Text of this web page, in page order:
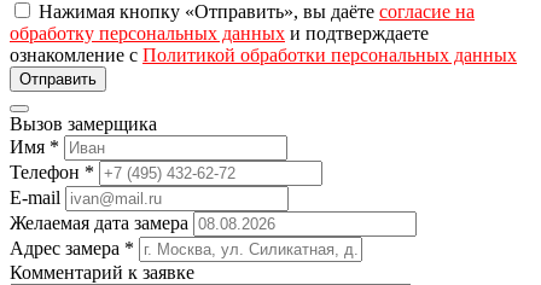
Нажимая кнопку «Отправить», вы даёте согласие на
обработку персональных данных и подтверждаете
ознакомление с Политикой обработки персональных данных
Вызов замерщика
Имя *
Телефон *
E-mail
Желаемая дата замера
Адрес замера *
Комментарий к заявке